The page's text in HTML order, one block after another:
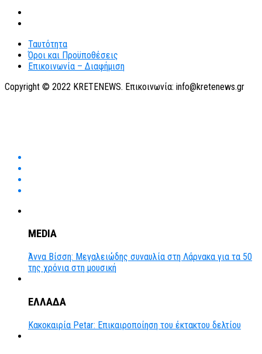
Ταυτότητα
Όροι και Προϋποθέσεις
Επικοινωνία – Διαφήμιση
Copyright © 2022 KRETENEWS. Επικοινωνία: info@kretenews.gr
MEDIA
Άννα Βίσση: Μεγαλειώδης συναυλία στη Λάρνακα για τα 50
της χρόνια στη μουσική
ΕΛΛΑΔΑ
Κακοκαιρία Petar: Επικαιροποίηση του έκτακτου δελτίου